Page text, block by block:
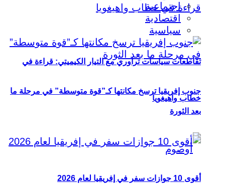
تقاطعات سياسات تراوري مع التيار الكيميتي: قراءة في
خطاب واهيغويا
اجتماعية
اقتصادية
سياسية
جنوب إفريقيا ترسخ مكانتها كـ”قوة متوسطة” في مرحلة ما
بعد الثورة
أقوى 10 جوازات سفر في إفريقيا لعام 2026